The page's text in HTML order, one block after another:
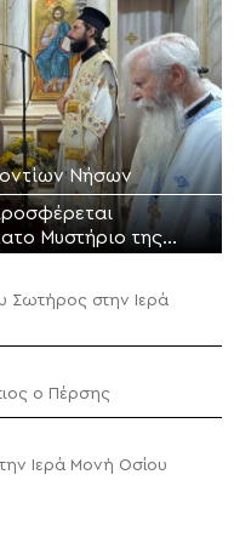
Νήσων
Μυστήριο της
Σωτήρος στην Ιερά
ο Πέρσης
Ιερά Μονή Οσίου